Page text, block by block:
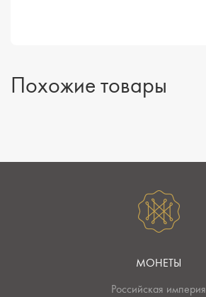
Похожие товары
МОНЕТЫ
Российская империя